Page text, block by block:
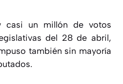
casi un millón de votos
del 28 de abril,
también sin mayoría